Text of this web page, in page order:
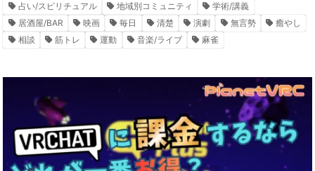
占い/スピリチュアル
地域別コミュニティ
学術/講義
居酒屋/BAR
映画 毎日 清楚 演劇 無言勢
癒やし
相談
筋トレ 運動 音楽/ライブ 麻雀